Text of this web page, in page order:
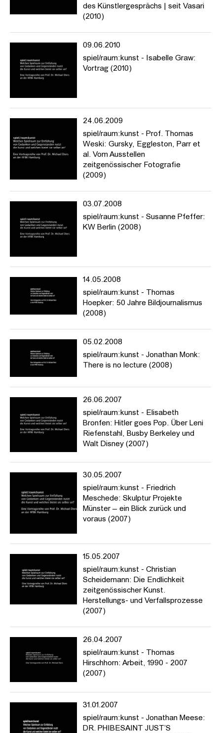
des Künstlergesprächs | seit Vasari
(2010)
09.06.2010
spiel/raum:kunst - Isabelle Graw:
Vortrag (2010)
24.06.2009
spiel/raum:kunst - Prof. Thomas
Weski: Gursky, Eggleston, Parr et
al. Vom Ausstellen
zeitgenössischer Fotografie
(2009)
03.07.2008
spiel/raum:kunst - Susanne Pfeffer:
KW Berlin (2008)
14.05.2008
spiel/raum:kunst - Thomas
Hoepker: 50 Jahre Bildjournalismus
(2008)
05.02.2008
spiel/raum:kunst - Jonathan Monk:
There is no lecture (2008)
26.06.2007
spiel/raum:kunst - Elisabeth
Bronfen: Hitler goes Pop. Über Leni
Riefenstahl, Busby Berkeley und
Walt Disney (2007)
30.05.2007
spiel/raum:kunst - Friedrich
Meschede: Skulptur Projekte
Münster – ein Blick zurück und
voraus (2007)
15.05.2007
spiel/raum:kunst - Christian
Scheidemann: Die Endlichkeit
zeitgenössischer Kunst.
Herstellungs- und Verfallsprozesse
(2007)
26.04.2007
spiel/raum:kunst - Thomas
Hirschhorn: Arbeit, 1990 - 2007
(2007)
31.01.2007
spiel/raum:kunst - Jonathan Meese:
DR. PHIBESAINT JUST’S